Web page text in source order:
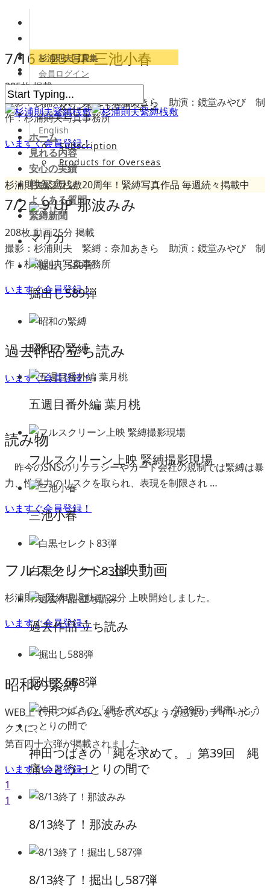
杉浦則夫写真集
会員ログイン
会員専用サイト
ダウンロード専用ページ
入会案内
English
Subscription
Products for Overseas
ホーム
見れる内容
安心の実績
料金プラン
よくある質問
緊縛新聞
7/16・23 UP 三池小春
285枚 掲載
撮影：杉浦則夫 緊縛：奈加あきら 助演：鏡堂みやび 制
作：杉浦則夫写真事務所
いますぐ会員登録！
7/2・9 UP 那波みみ
208枚 動画25分 掲載
撮影：杉浦則夫 緊縛：奈加あきら 助演：鏡堂みやび 制
作：杉浦則夫写真事務所
いますぐ会員登録！
過去作品 立ち読み
いますぐ会員登録！
読み物
昨今のSNSのリテラシーやカード会社の規制では緊縛は暴
力、性暴力のリスクを取られ、表現を制限され …
いますぐ会員登録！
フルスクリーン上映動画
杉浦則夫 緊縛現場動画 22分 上映開始しました。
いますぐ会員登録！
昭和の緊縛
WEB上でボジフィルムを見ているような感覚のライトボッ
クスに、
第百四十六弾が掲載されました。
いますぐ会員登録！
1
1
杉浦則夫緊縛桟敷20周年！緊縛写真作品 毎週続々掲載中
マリカ
掘出し589弾
昭和の緊縛
五週目番外編 葉月桃
フルスクリーン上映 緊縛撮影現場
三池小春
白黒セレクト83弾
過去作品 立ち読み
掘出し588弾
神田つばきの「縄を求めて。」第39回 縄
痛いとうっとりの間で
8/13終了！那波みみ
8/13終了！掘出し587弾